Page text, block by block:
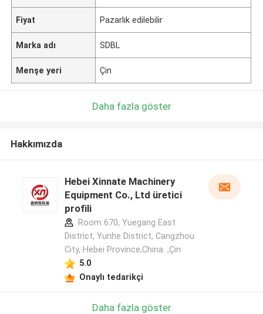
Fiyat Pazarlık edilebilir
Marka adı SDBL
Menşe yeri Çin
Daha fazla göster
Hakkımızda
Hebei Xinnate Machinery
Equipment Co., Ltd üretici
profili
Room 670, Yuegang East
District, Yunhe District, Cangzhou
City, Hebei Province,China. ,Çin
5.0
Onaylı tedarikçi
Daha fazla göster